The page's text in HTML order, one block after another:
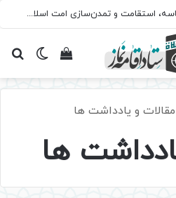
سروده‌ «اربعین»؛ روایت حماسه، استقامت و تمدن‌سازی امت اسلامی
تغییرمشاهده
مقالات و یادداشت ها
ها